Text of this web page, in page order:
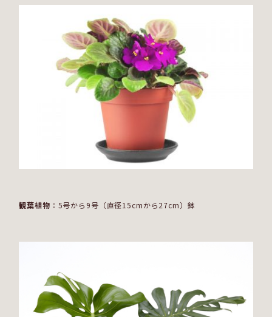
観葉植物 ：5号から9号（直径15cmから27cm）鉢